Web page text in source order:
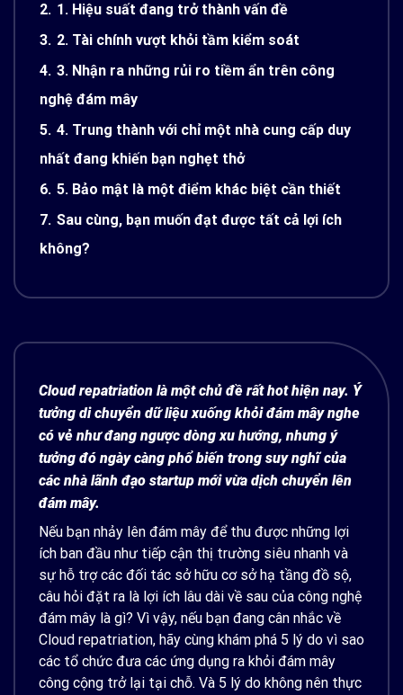
2. 1. Hiệu suất đang trở thành vấn đề
3. 2. Tài chính vượt khỏi tầm kiểm soát
4. 3. Nhận ra những rủi ro tiềm ẩn trên công
nghệ đám mây
5. 4. Trung thành với chỉ một nhà cung cấp duy
nhất đang khiến bạn nghẹt thở
6. 5. Bảo mật là một điểm khác biệt cần thiết
7. Sau cùng, bạn muốn đạt được tất cả lợi ích
không?
Cloud repatriation là một chủ đề rất hot hiện nay. Ý
tưởng di chuyển dữ liệu xuống khỏi đám mây nghe
có vẻ như đang ngược dòng xu hướng, nhưng ý
tưởng đó ngày càng phổ biến trong suy nghĩ của
các nhà lãnh đạo startup mới vừa dịch chuyển lên
đám mây.
Nếu bạn nhảy lên đám mây để thu được những lợi
ích ban đầu như tiếp cận thị trường siêu nhanh và
sự hỗ trợ các đối tác sở hữu cơ sở hạ tầng đồ sộ,
câu hỏi đặt ra là lợi ích lâu dài về sau của công nghệ
đám mây là gì? Vì vậy, nếu bạn đang cân nhắc về
Cloud repatriation, hãy cùng khám phá 5 lý do vì sao
các tổ chức đưa các ứng dụng ra khỏi đám mây
công cộng trở lại tại chỗ. Và 5 lý do không nên thực